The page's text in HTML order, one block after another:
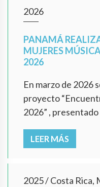
2026
PANAMÁ
MUJERES
2026
En marzo de 2026
proyecto
2026” , presentado
LEER MÁS
2025/Costa Rica,